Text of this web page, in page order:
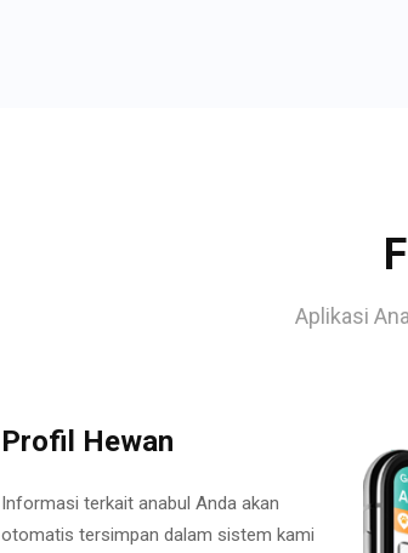
Aplikasi
Profil Hewan
Informasi terkait anabul Anda akan
otomatis tersimpan dalam sistem kami